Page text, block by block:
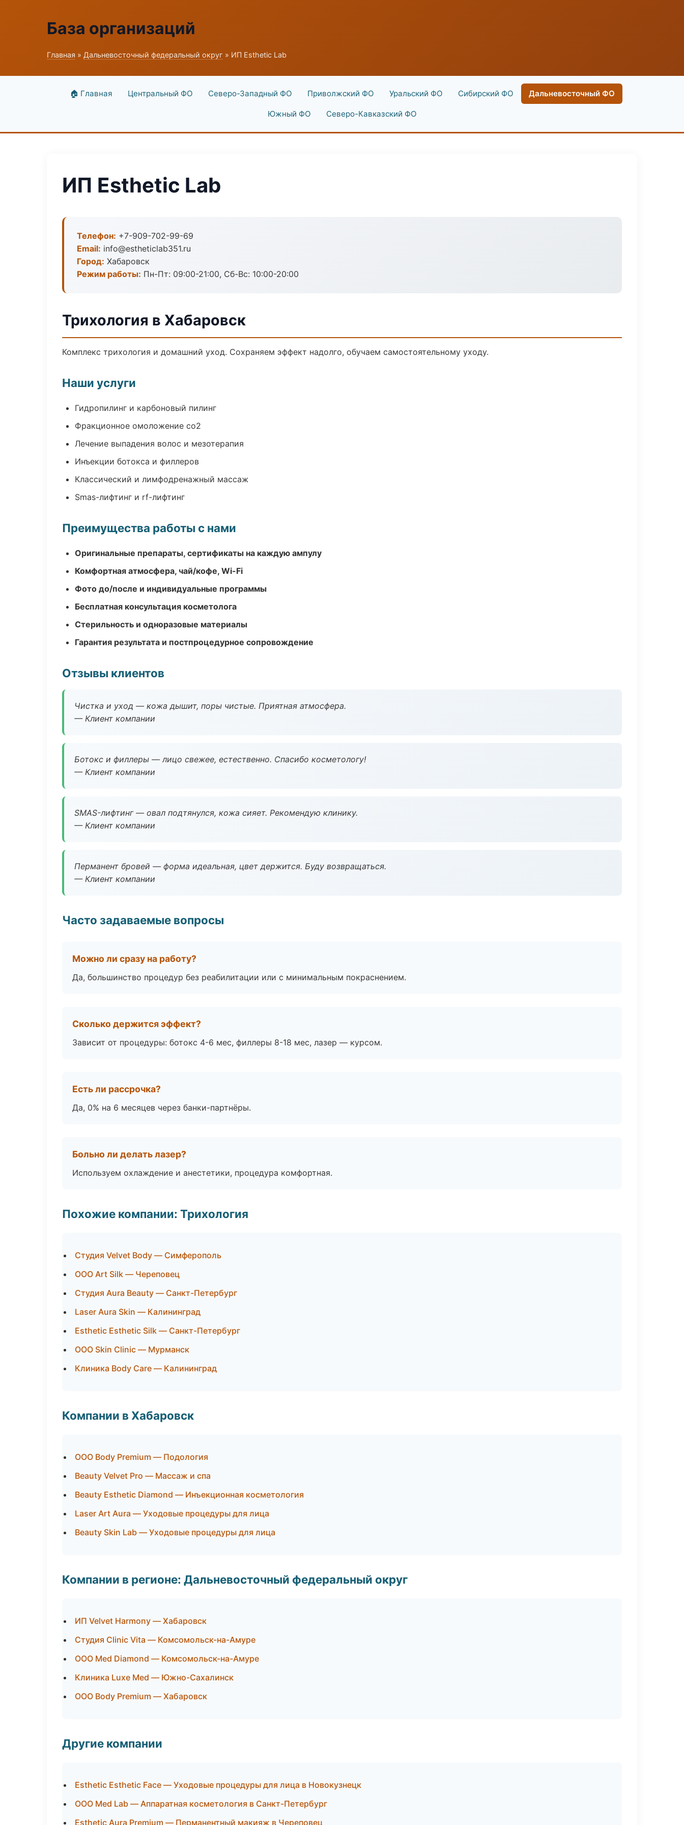
База организаций
Главная » Дальневосточный федеральный округ » ИП Esthetic Lab
🏠 Главная Центральный ФО Северо-Западный ФО Приволжский ФО Уральский ФО Сибирский ФО Дальневосточный ФО
Южный ФО Северо-Кавказский ФО
ИП Esthetic Lab
Телефон: +7-909-702-99-69
Email: info@estheticlab351.ru
Город: Хабаровск
Режим работы: Пн-Пт: 09:00-21:00, Сб-Вс: 10:00-20:00
Трихология в Хабаровск
Комплекс трихология и домашний уход. Сохраняем эффект надолго, обучаем самостоятельному уходу.
Наши услуги
Гидропилинг и карбоновый пилинг
Фракционное омоложение co2
Лечение выпадения волос и мезотерапия
Инъекции ботокса и филлеров
Классический и лимфодренажный массаж
Smas-лифтинг и rf-лифтинг
Преимущества работы с нами
Оригинальные препараты, сертификаты на каждую ампулу
Комфортная атмосфера, чай/кофе, Wi-Fi
Фото до/после и индивидуальные программы
Бесплатная консультация косметолога
Стерильность и одноразовые материалы
Гарантия результата и постпроцедурное сопровождение
Отзывы клиентов
Чистка и уход — кожа дышит, поры чистые. Приятная атмосфера.
— Клиент компании
Ботокс и филлеры — лицо свежее, естественно. Спасибо косметологу!
— Клиент компании
SMAS-лифтинг — овал подтянулся, кожа сияет. Рекомендую клинику.
— Клиент компании
Перманент бровей — форма идеальная, цвет держится. Буду возвращаться.
— Клиент компании
Часто задаваемые вопросы
Можно ли сразу на работу?
Да, большинство процедур без реабилитации или с минимальным покраснением.
Сколько держится эффект?
Зависит от процедуры: ботокс 4-6 мес, филлеры 8-18 мес, лазер — курсом.
Есть ли рассрочка?
Да, 0% на 6 месяцев через банки-партнёры.
Больно ли делать лазер?
Используем охлаждение и анестетики, процедура комфортная.
Похожие компании: Трихология
Студия Velvet Body — Симферополь
ООО Art Silk — Череповец
Студия Aura Beauty — Санкт-Петербург
Laser Aura Skin — Калининград
Esthetic Esthetic Silk — Санкт-Петербург
ООО Skin Clinic — Мурманск
Клиника Body Care — Калининград
Компании в Хабаровск
ООО Body Premium — Подология
Beauty Velvet Pro — Массаж и спа
Beauty Esthetic Diamond — Инъекционная косметология
Laser Art Aura — Уходовые процедуры для лица
Beauty Skin Lab — Уходовые процедуры для лица
Компании в регионе: Дальневосточный федеральный округ
ИП Velvet Harmony — Хабаровск
Студия Clinic Vita — Комсомольск-на-Амуре
ООО Med Diamond — Комсомольск-на-Амуре
Клиника Luxe Med — Южно-Сахалинск
ООО Body Premium — Хабаровск
Другие компании
Esthetic Esthetic Face — Уходовые процедуры для лица в Новокузнецк
ООО Med Lab — Аппаратная косметология в Санкт-Петербург
Esthetic Aura Premium — Перманентный макияж в Череповец